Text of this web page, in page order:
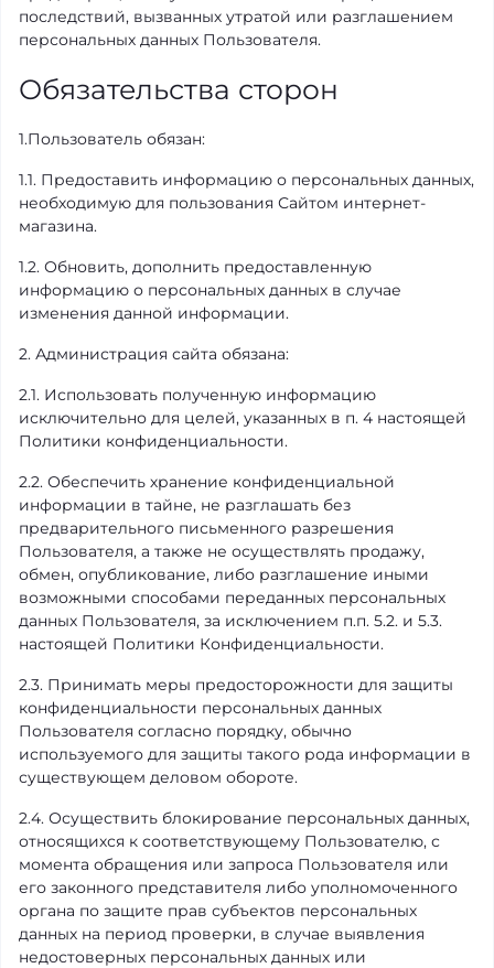
последствий, вызванных утратой или разглашением
персональных данных Пользователя.
Обязательства сторон
1.Пользователь обязан:
1.1. Предоставить информацию о персональных данных,
необходимую для пользования Сайтом интернет-
магазина.
1.2. Обновить, дополнить предоставленную
информацию о персональных данных в случае
изменения данной информации.
2. Администрация сайта обязана:
2.1. Использовать полученную информацию
исключительно для целей, указанных в п. 4 настоящей
Политики конфиденциальности.
2.2. Обеспечить хранение конфиденциальной
информации в тайне, не разглашать без
предварительного письменного разрешения
Пользователя, а также не осуществлять продажу,
обмен, опубликование, либо разглашение иными
возможными способами переданных персональных
данных Пользователя, за исключением п.п. 5.2. и 5.3.
настоящей Политики Конфиденциальности.
2.3. Принимать меры предосторожности для защиты
конфиденциальности персональных данных
Пользователя согласно порядку, обычно
используемого для защиты такого рода информации в
существующем деловом обороте.
2.4. Осуществить блокирование персональных данных,
относящихся к соответствующему Пользователю, с
момента обращения или запроса Пользователя или
его законного представителя либо уполномоченного
органа по защите прав субъектов персональных
данных на период проверки, в случае выявления
недостоверных персональных данных или